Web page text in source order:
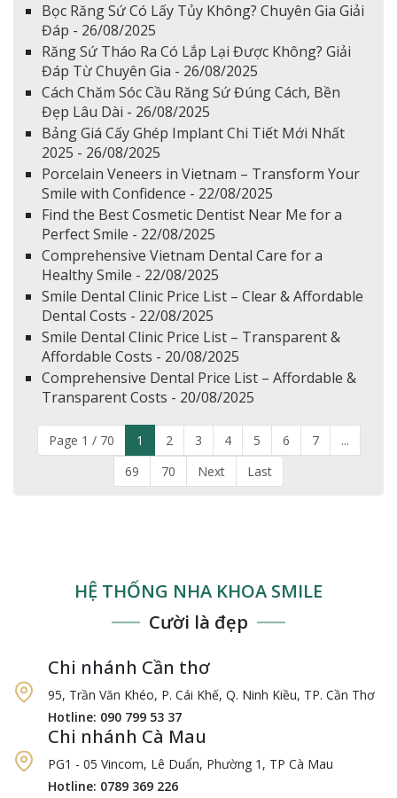
Bọc Răng Sứ Có Lấy Tủy Không? Chuyên Gia Giải
Đáp - 26/08/2025
Răng Sứ Tháo Ra Có Lắp Lại Được Không? Giải
Đáp Từ Chuyên Gia - 26/08/2025
Cách Chăm Sóc Cầu Răng Sứ Đúng Cách, Bền
Đẹp Lâu Dài - 26/08/2025
Bảng Giá Cấy Ghép Implant Chi Tiết Mới Nhất
2025 - 26/08/2025
Porcelain Veneers in Vietnam – Transform Your
Smile with Confidence - 22/08/2025
Find the Best Cosmetic Dentist Near Me for a
Perfect Smile - 22/08/2025
Comprehensive Vietnam Dental Care for a
Healthy Smile - 22/08/2025
Smile Dental Clinic Price List – Clear & Affordable
Dental Costs - 22/08/2025
Smile Dental Clinic Price List – Transparent &
Affordable Costs - 20/08/2025
Comprehensive Dental Price List – Affordable &
Transparent Costs - 20/08/2025
Page 1 / 70 1 2 3 4 5 6 7
...
69
70 Next Last
HỆ THỐNG NHA KHOA SMILE
Cười là đẹp
Chi nhánh Cần thơ
95, Trần Văn Khéo, P. Cái Khế, Q. Ninh Kiều, TP. Cần Thơ
Hotline: 090 799 53 37
Chi nhánh Cà Mau
PG1 - 05 Vincom, Lê Duẩn, Phường 1, TP Cà Mau
Hotline: 0789 369 226